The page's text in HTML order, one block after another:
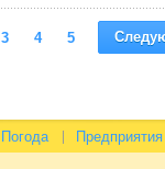
3 4 5
Погода Предприятия